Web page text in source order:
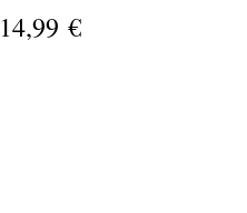
14,99 €